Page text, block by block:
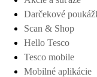
Darčekové
Scan & Shop
Hello Tesco
Tesco mobile
Mobilné aplikácie